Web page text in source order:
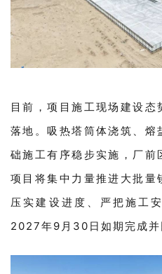
目前，项目施工现场建设
落地。吸热塔筒体浇筑、熔
础施工有序稳步实施，厂前
项目将集中力量推进大批量
压实建设进度、严把施工
2027年9月30日如期完成并